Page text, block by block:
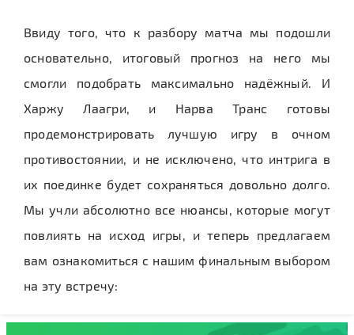
Ввиду того, что к разбору матча мы подошли
основательно, итоговый прогноз на него мы
смогли подобрать максимально надёжный. И
Харжу Лаагри, и Нарва Транс готовы
продемонстрировать лучшую игру в очном
противостоянии, и не исключено, что интрига в
их поединке будет сохраняться довольно долго.
Мы учли абсолютно все нюансы, которые могут
повлиять на исход игры, и теперь предлагаем
вам ознакомиться с нашим финальным выбором
на эту встречу: